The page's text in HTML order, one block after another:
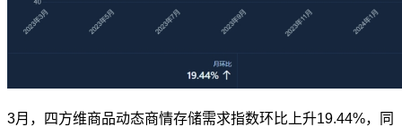
3月，四方维商品动态商情存储需求指数环比上升19.44%，同